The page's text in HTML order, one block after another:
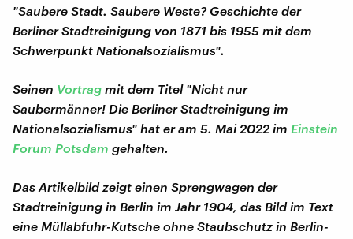
"Saubere Stadt. Saubere Weste? Geschichte der
Berliner Stadtreinigung von 1871 bis 1955 mit dem
Schwerpunkt Nationalsozialismus".
Seinen Vortrag mit dem Titel "Nicht nur
Saubermänner! Die Berliner Stadtreinigung im
Nationalsozialismus" hat er am 5. Mai 2022 im Einstein
Forum Potsdam gehalten.
Das Artikelbild zeigt einen Sprengwagen der
Stadtreinigung in Berlin im Jahr 1904, das Bild im Text
eine Müllabfuhr-Kutsche ohne Staubschutz in Berlin-